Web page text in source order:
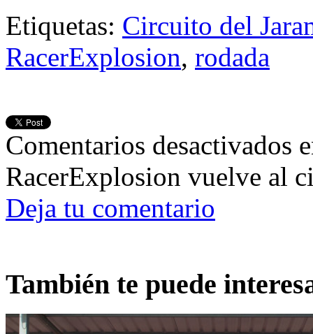
Etiquetas: Circuito del
RacerExplosion, rodada
Comentarios desactivados
RacerExplosion vuelve al
Deja tu comentario
También te puede